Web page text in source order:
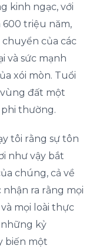
kinh ngạc, với
600 triệu năm,
của các
và sức mạnh
xói mòn. Tuổi
vùng đất một
thường.
tôi rằng sự tôn
như vậy bắt
chúng, cả về
nhận ra rằng mọi
mọi loài thực
kỷ
biến một